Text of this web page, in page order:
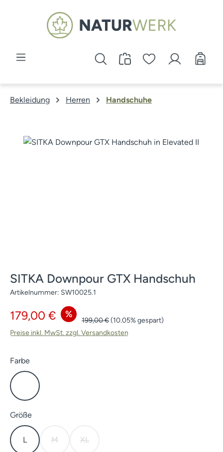
Zum Hauptinhalt springen
Bekleidung Herren Handschuhe
Bildergalerie überspringen
SITKA Downpour GTX Handschuh
Artikelnummer: SW10025.1
Verkaufspreis:
179,00 € %
Regulärer Preis:
199,00 €(10.05% gespart)
Preise inkl. MwSt. zzgl. Versandkosten
Farbeauswählen
Elevated II
Größeauswählen
L M
(Diese Option ist zurzeit nicht verfügbar.)
XL
(Diese Option ist zurzeit nicht verfügbar.)